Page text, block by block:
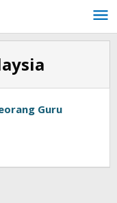
Guru